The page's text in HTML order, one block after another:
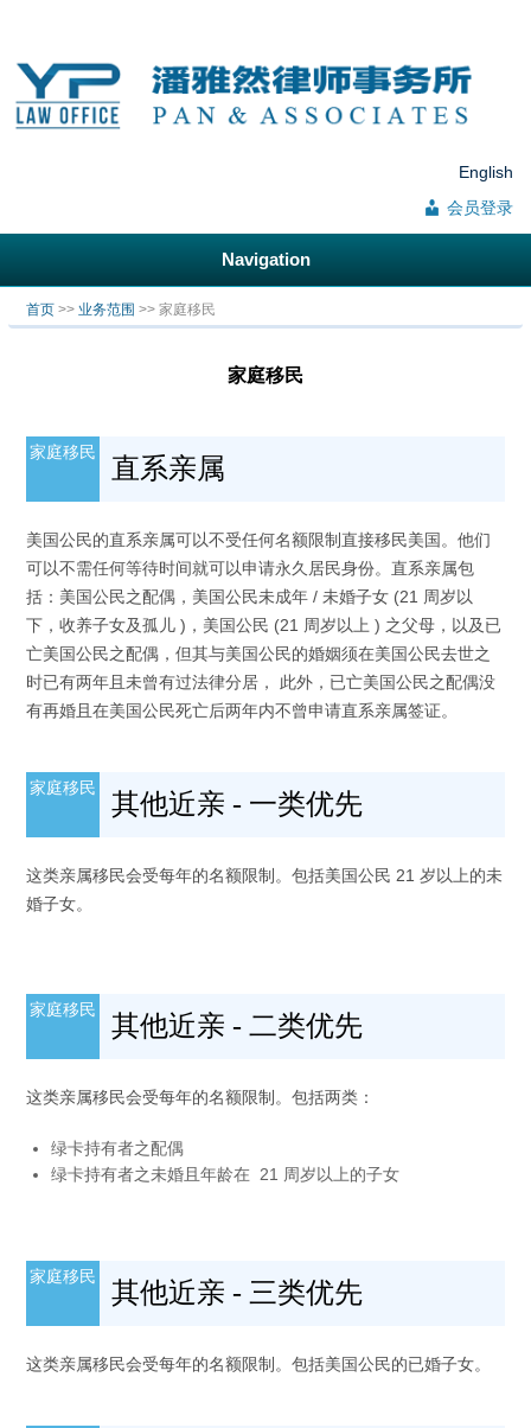
English
会员登录
Navigation
你在这里
首页 >> 业务范围 >> 家庭移民
家庭移民
家庭移民
直系亲属
美国公民的直系亲属可以不受任何名额限制直接移民美国。他们
可以不需任何等待时间就可以申请永久居民身份。直系亲属包
括：美国公民之配偶，美国公民未成年 / 未婚子女 (21 周岁以
下，收养子女及孤儿 )，美国公民 (21 周岁以上 ) 之父母，以及已
亡美国公民之配偶，但其与美国公民的婚姻须在美国公民去世之
时已有两年且未曾有过法律分居， 此外，已亡美国公民之配偶没
有再婚且在美国公民死亡后两年内不曾申请直系亲属签证。
家庭移民
其他近亲 - 一类优先
这类亲属移民会受每年的名额限制。包括美国公民 21 岁以上的未
婚子女。
家庭移民
其他近亲 - 二类优先
这类亲属移民会受每年的名额限制。包括两类：
绿卡持有者之配偶
绿卡持有者之未婚且年龄在 21 周岁以上的子女
家庭移民
其他近亲 - 三类优先
这类亲属移民会受每年的名额限制。包括美国公民的已婚子女。